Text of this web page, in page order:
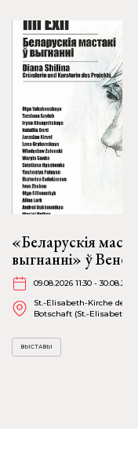
«Беларускія
выгнанні» ў Вене
09.08.2026 11:30 -
St.-Elisabeth-Kirche der
Botschaft (St.-
ВЫСТАВЫ